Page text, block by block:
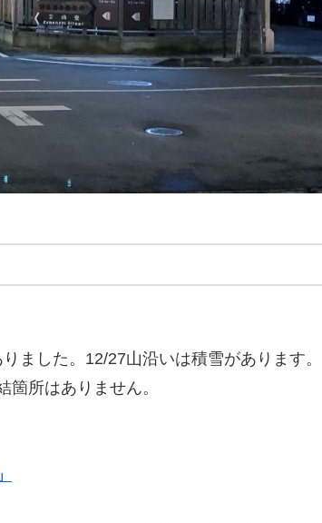
ました。12/27山沿いは積雪があります。
所はありません。